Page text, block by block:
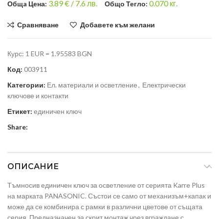
Общa Цена: 3.89€ / 7.6 лв. Общо Тегло: 0.070кг.
Сравняване Добавете към желани
Курс: 1 EUR = 1.95583 BGN
Код: 003911
Категории: Ел. материали и осветление, Електрически
ключове и контакти
Етикет: единичен ключ
Share:
ОПИСАНИЕ
Тъмносив единичен ключ за осветление от серията Karre Plus
на марката PANASONIC. Състои се само от механизъм+капак и
може да се комбинира с рамки в различни цветове от същата